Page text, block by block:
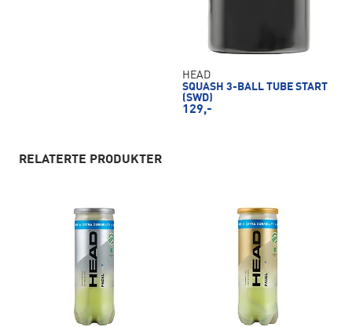
HEAD
SQUASH 3-BALL TUBE START
(SWD)
129,-
RELATERTE PRODUKTER